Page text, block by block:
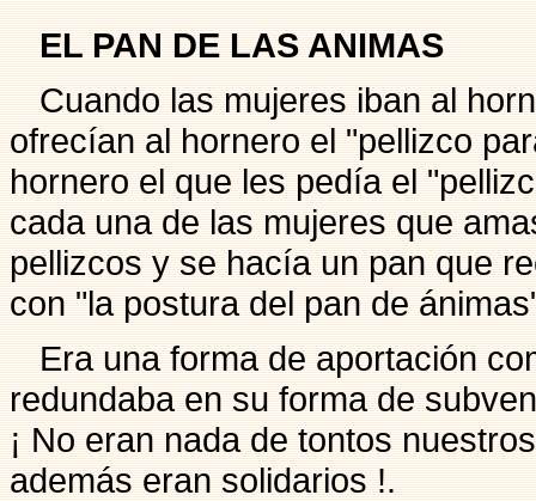
EL PAN DE LAS ANIMAS
Cuando las mujeres iban al
ofrecían al hornero el "pellizco
hornero el que les pedía el
cada una de las mujeres que
pellizcos y se hacía un pan que
con "la postura del pan de
Era una forma de aportación
redundaba en su forma de
¡ No eran nada de tontos
además eran solidarios !.